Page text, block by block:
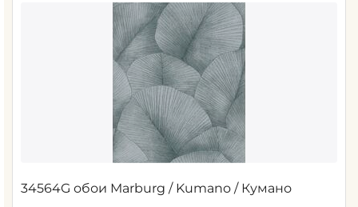
34564G обои Marburg / Kumano / Кумано